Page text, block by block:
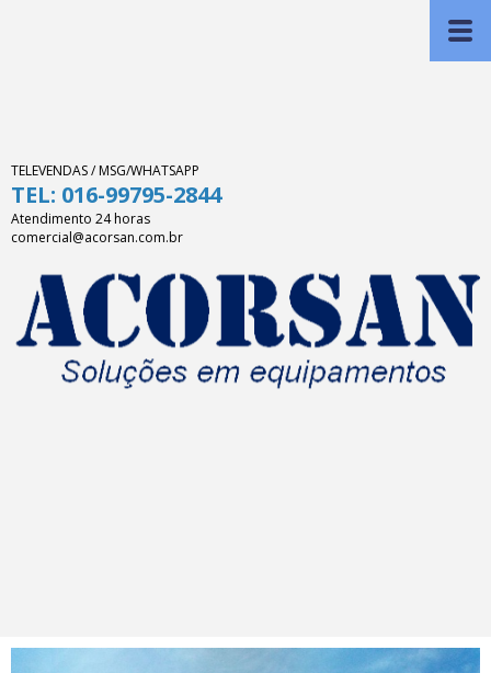
TELEVENDAS / MSG/WHATSAPP
TEL: 016-99795-2844
Atendimento 24 horas
comercial@acorsan.com.br